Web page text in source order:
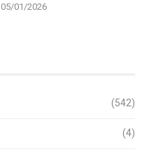
05/01/2026
(542)
(4)